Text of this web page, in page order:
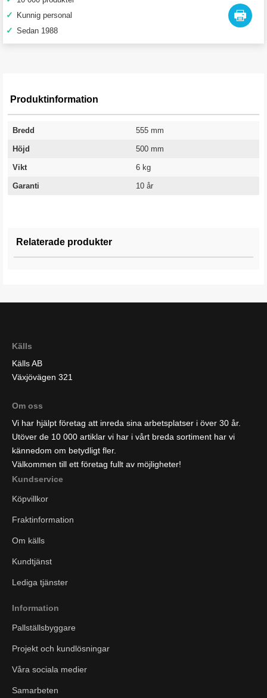
✓ Kunnig personal
✓ Sedan 1988
Produktinformation
Bredd 555 mm
Höjd 500 mm
Vikt 6 kg
Garanti 10 år
Relaterade produkter
Källs
Källs AB
Växjövägen 321
Om oss
Vi har hjälpt företag att inreda sina arbetsplatser i över 30 år.
Utöver de 10 000 artiklar vi har i vårt breda sortiment har vi
kännedom om betydligt fler.
Välkommen till ett företag fullt av möjligheter!
Kundservice
Köpvillkor
Fraktinformation
Om källs
Kundtjänst
Lediga tjänster
Information
Pallställsbyggare
Projekt och kundlösningar
Våra sociala medier
Samarbeten